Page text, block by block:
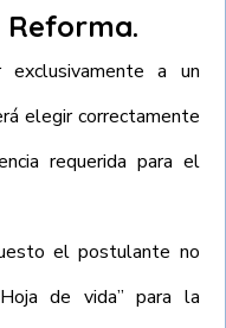
Reforma.
a un
elegir correctamente
requerida para el
el postulante no
de vida” para la